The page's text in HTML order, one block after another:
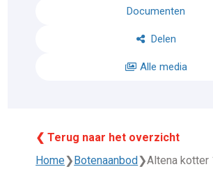
Documenten
Delen
Alle media
❮ Terug naar het overzicht
Home❯ Botenaanbod ❯Altena kotter